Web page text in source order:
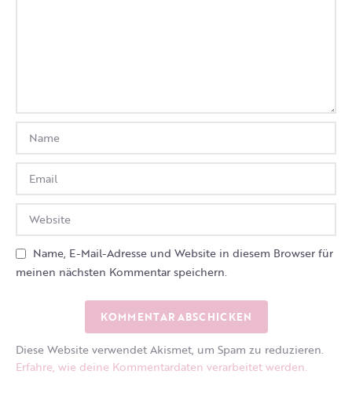
Name, E-Mail-Adresse und Website in diesem Browser für
meinen nächsten Kommentar speichern.
Diese Website verwendet Akismet, um Spam zu reduzieren.
Erfahre, wie deine Kommentardaten verarbeitet werden.